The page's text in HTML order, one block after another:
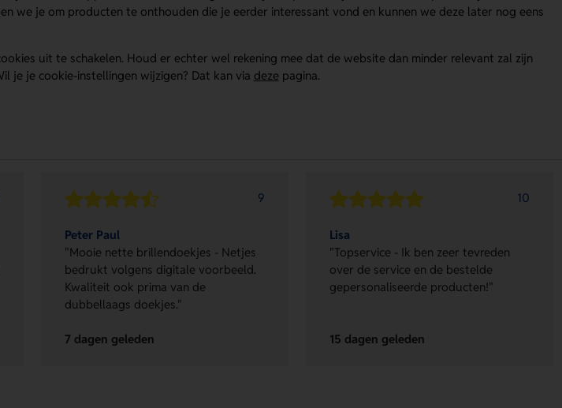
we je om producten te onthouden die je eerder interessant vond en kunnen we deze later nog eens
uit te schakelen. Houd er echter wel rekening mee dat de website dan minder relevant zal zijn
je je cookie-instellingen wijzigen? Dat kan via dezepagina.
9
Peter Paul
"Mooie nette brillendoekjes - Netjes
bedrukt volgens digitale voorbeeld.
Kwaliteit ook prima van de
dubbellaags doekjes."
7 dagen geleden
10
Lisa
"Topservice - Ik ben zeer tevreden
over de service en de bestelde
gepersonaliseerde producten!"
15 dagen geleden